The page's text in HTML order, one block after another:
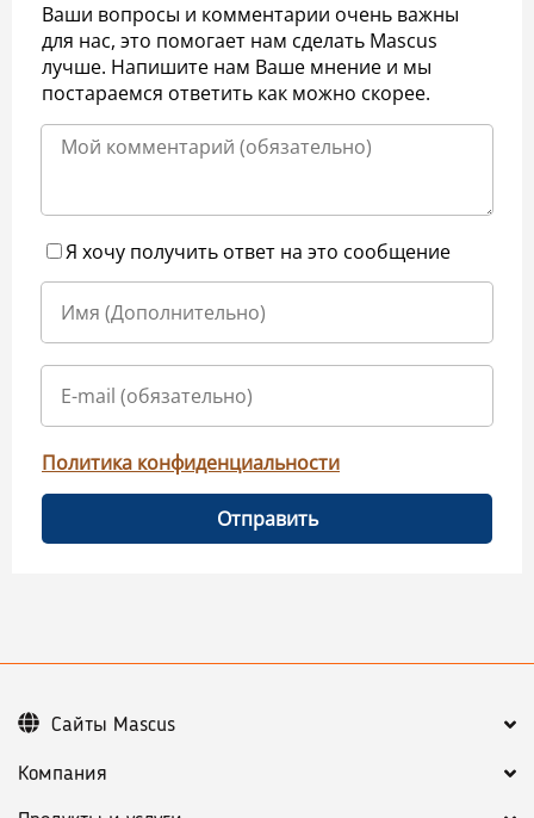
Ваши вопросы и комментарии очень важны
для нас, это помогает нам сделать Mascus
лучше. Напишите нам Ваше мнение и мы
постараемся ответить как можно скорее.
Я хочу получить ответ на это сообщение
Политика конфиденциальности
Отправить
Компания
Сайты Mascus